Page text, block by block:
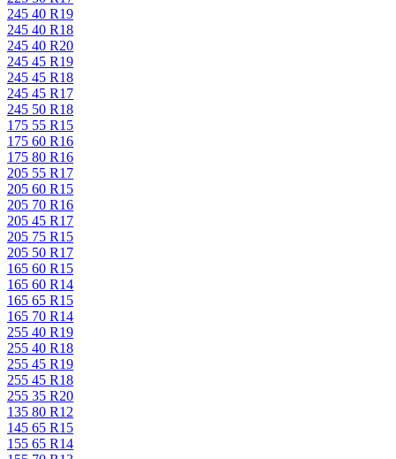
245 40 R19
245 40 R18
245 40 R20
245 45 R19
245 45 R18
245 45 R17
245 50 R18
175 55 R15
175 60 R16
175 80 R16
205 55 R17
205 60 R15
205 70 R16
205 45 R17
205 75 R15
205 50 R17
165 60 R15
165 60 R14
165 65 R15
165 70 R14
255 40 R19
255 40 R18
255 45 R19
255 45 R18
255 35 R20
135 80 R12
145 65 R15
155 65 R14